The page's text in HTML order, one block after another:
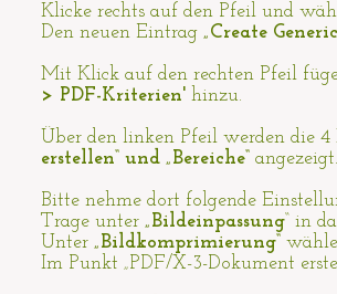
Klicke rechts auf den Pfeil und
Den neuen Eintrag „Create
Mit Klick auf den rechten Pfeil
> PDF-Kriterien' hinzu.
Über den linken Pfeil werden die
erstellen“ und „Bereiche“ angezeigt.
Bitte nehme dort folgende
Trage unter „Bildeinpassung“ in
Unter „Bildkomprimierung“
Im Punkt „PDF/X-3-Dokument